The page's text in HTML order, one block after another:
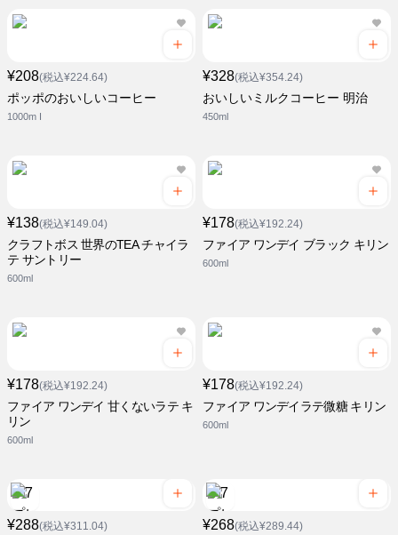
¥208(税込¥224.64)
ポッポのおいしいコーヒー
1000m I
¥328(税込¥354.24)
おいしいミルクコーヒー 明治
450ml
¥138(税込¥149.04)
クラフトボス 世界のTEA チャイラ
テ サントリー
600ml
¥178(税込¥192.24)
ファイア ワンデイ ブラック キリン
600ml
¥178(税込¥192.24)
ファイア ワンデイ 甘くないラテ キ
リン
600ml
¥178(税込¥192.24)
ファイア ワンデイラテ微糖 キリン
600ml
¥288(税込¥311.04) ¥268(税込¥289.44)